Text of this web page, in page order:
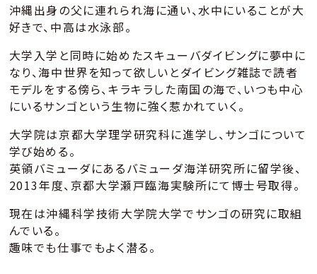
沖縄出身の父に連れられ海に通い、水中にいることが大
好きで、中高は水泳部。
大学入学と同時に始めたスキューバダイビングに夢中に
なり、海中世界を知って欲しいとダイビング雑誌で読者
モデルをする傍ら、キラキラした南国の海で、いつも中心
にいるサンゴという生物に強く惹かれていく。
大学院は京都大学理学研究科に進学し、サンゴについて
学び始める。
英領バミューダにあるバミューダ海洋研究所に留学後、
2013年度、京都大学瀬戸臨海実験所にて博士号取得。
現在は沖縄科学技術大学院大学でサンゴの研究に取組
んでいる。
趣味でも仕事でもよく潜る。